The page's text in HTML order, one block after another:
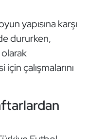
yapısına karşı
dururken,
çalışmalarını